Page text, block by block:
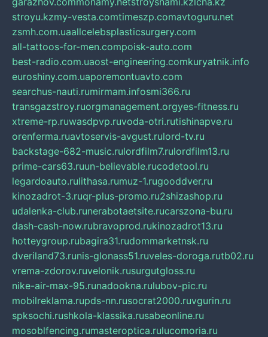
stroyu.kzmy-vesta.comtimeszp.comavtoguru.net
zsmh.com.uaallcelebsplasticsurgery.com
all-tattoos-for-men.compoisk-auto.com
best-radio.com.uaost-engineering.comkuryatnik.info
euroshiny.com.uaporemontuavto.com
searchus-nauti.rumirmam.infosmi366.ru
transgazstroy.ruorgmanagement.orgyes-fitness.ru
xtreme-rp.ruwasdpvp.ruvoda-otri.rutishinapve.ru
orenferma.ruavtoservis-avgust.rulord-tv.ru
backstage-682-music.rulordfilm7.rulordfilm13.ru
prime-cars63.ruun-believable.rucodetool.ru
legardoauto.rulithasa.rumuz-1.rugooddver.ru
kinozadrot-3.ruqr-plus-promo.ru2shizashop.ru
udalenka-club.runerabotaetsite.rucarszona-bu.ru
dash-cash-now.rubravoprod.rukinozadrot13.ru
hotteygroup.rubagira31.rudommarketnsk.ru
dveriland73.runis-glonass51.ruveles-doroga.rutb02.ru
vrema-zdorov.ruvelonik.rusurgutgloss.ru
nike-air-max-95.runadookna.rulubov-pic.ru
mobilreklama.rupds-nn.rusocrat2000.ruvgurin.ru
spksochi.rushkola-klassika.rusabeonline.ru
mosoblfencing.rumasteroptica.rulucomoria.ru